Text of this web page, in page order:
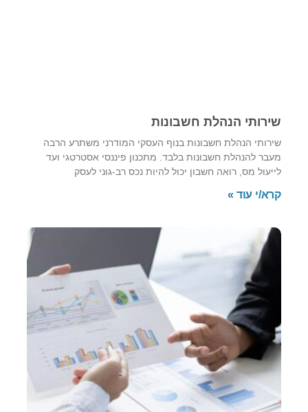
שירותי הנהלת חשבונות
שירותי הנהלת חשבונות בנוף העסקי המודרני משתרע הרבה
מעבר להנהלת חשבונות בלבד. מתכנון פיננסי אסטרטגי ועד
לייעול מס, רואה חשבון יכול להיות נכס רב-גוני לעסק
קרא/י עוד »